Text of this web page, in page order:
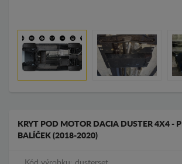
KRYT POD MOTOR DACIA DUSTER 4X4 -
BALÍČEK (2018-2020)